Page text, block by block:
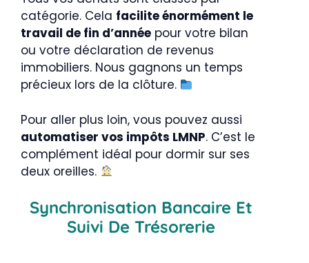
catégorie. Cela facilite énormément le
travail de fin d’année pour votre bilan
ou votre déclaration de revenus
immobiliers. Nous gagnons un temps
précieux lors de la clôture.
Pour aller plus loin, vous pouvez aussi
automatiser vos impôts LMNP. C’est le
complément idéal pour dormir sur ses
deux oreilles.
Synchronisation Bancaire Et
Suivi De Trésorerie